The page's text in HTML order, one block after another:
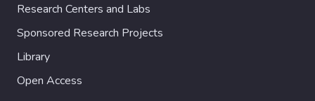
Research Centers and Labs
Sponsored Research Projects
Library
Open Access